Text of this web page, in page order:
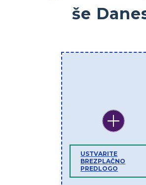
še
USTVARITE
BREZPLAČNO
PREDLOGO